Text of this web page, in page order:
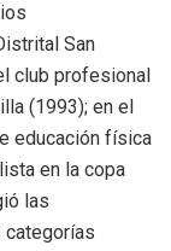
San
club profesional
(1993); en el
educación física
en la copa
las
categorías